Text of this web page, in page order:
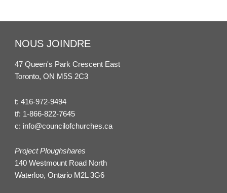
NOUS JOINDRE
47 Queen's Park Crescent East
Toronto, ON M5S 2C3
t:416-972-9494
tf: 1-866-822-7645
c: info@councilofchurches.ca
Project Ploughshares
140 Westmount Road North
Waterloo, Ontario M2L 3G6